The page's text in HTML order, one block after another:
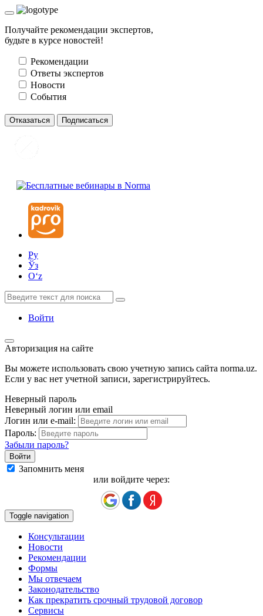
Получайте рекомендации экспертов,
будьте в курсе новостей!
Рекомендации
Ответы экспертов
Новости
События
Отказаться Подписаться
Ру
Ўз
Oʻz
Войти
Авторизация на сайте
Вы можете использовать свою учетную запись сайта norma.uz.
Если у вас нет учетной записи, зарегистрируйтесь.
Неверный пароль
Неверный логин или email
Логин или e-mail:
Пароль:
Забыли пароль?
Запомнить меня
или войдите через:
Toggle navigation
Консультации
Новости
Рекомендации
Формы
Мы отвечаем
Законодательство
Как прекратить срочный трудовой договор
Сервисы